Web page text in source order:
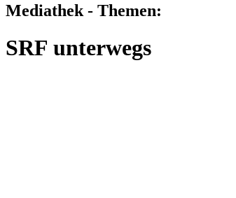
Mediathek - Themen:
SRF unterwegs